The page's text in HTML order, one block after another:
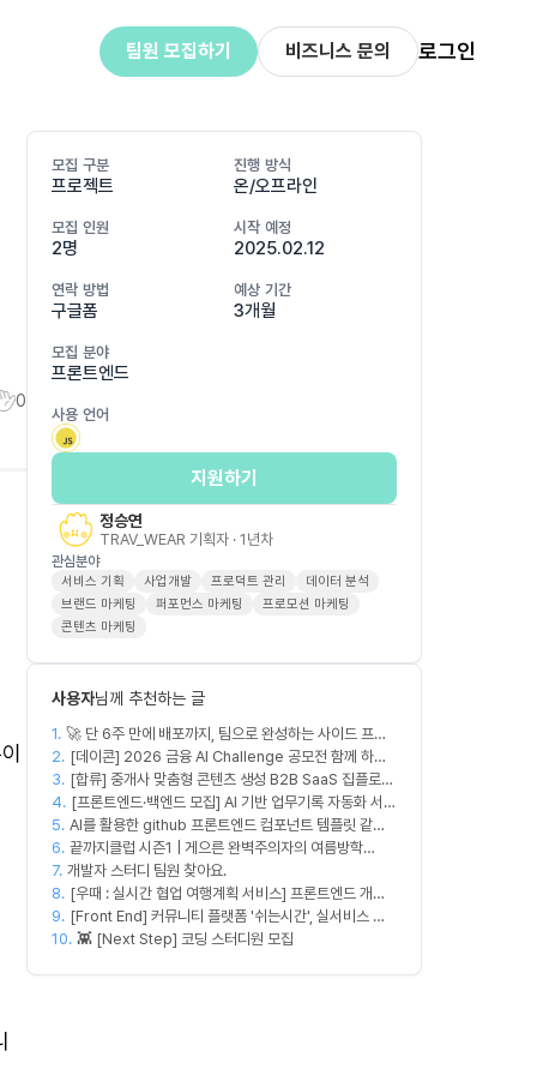
팀원 모집하기 비즈니스 문의 로그인
0
모집 구분
프로젝트
진행 방식
온/오프라인
모집 인원
2명
시작 예정
2025.02.12
연락 방법
구글폼
예상 기간
3개월
모집 분야
프론트엔드
사용 언어
지원하기
정승연
TRAV_WEAR 기획자 · 1년차
관심분야
서비스 기획 사업개발 프로덕트 관리
데이터 분석
브랜드 마케팅
퍼포먼스 마케팅
프로모션 마케팅
콘텐츠 마케팅
사용자님께 추천하는 글
1. 🚀 단 6주 만에 배포까지, 팀으로 완성하는 사이드 프로
젝트 [스위프 웹 15기] 🚀
2. [데이콘] 2026 금융 AI Challenge 공모전 함께 하실
프론트엔드, 백엔드, 디자이너 구합니다!
3. [합류] 중개사 맞춤형 콘텐츠 생성 B2B SaaS 집플로우
과 함께 하실 멤버를 모집합니다!
4. [프론트엔드·백엔드 모집] AI 기반 업무기록 자동화 서비
스 MVP 개발
5. AI를 활용한 github 프론트엔드 컴포넌트 템플릿 같이
만드실분
6. 끝까지클럽 시즌1 | 게으른 완벽주의자의 여름방학
(~8/14)
7. 개발자 스터디 팀원 찾아요.
8. [우때 : 실시간 협업 여행계획 서비스] 프론트엔드 개발
자 팀원을 모집합니다
9. [Front End] 커뮤니티 플랫폼 '쉬는시간', 실서비스 출
시 목표
10. 👾 [Next Step] 코딩 스터디원 모집